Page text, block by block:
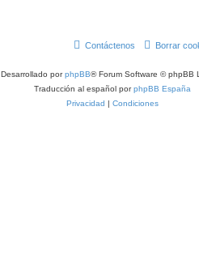
Borrar
Contáctenos
Desarrollado porphpBB® Forum Software © phpBB
Traducción al español porphpBB España
Privacidad | Condiciones